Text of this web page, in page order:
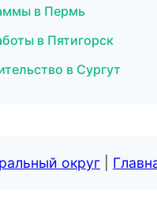
в Пермь
в Пятигорск
в Сургут
округ